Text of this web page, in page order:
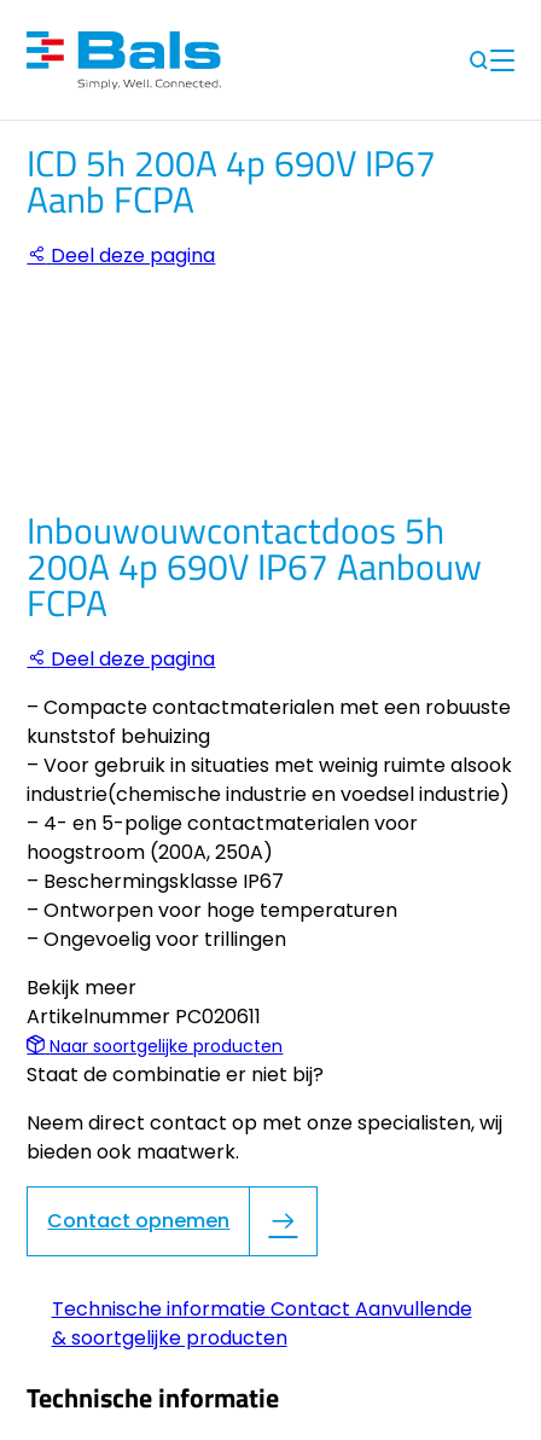
ICD 5h 200A 4p 690V IP67
Aanb FCPA
Deel deze pagina
Inbouwouwcontactdoos 5h
200A 4p 690V IP67 Aanbouw
FCPA
Deel deze pagina
– Compacte contactmaterialen met een robuuste
kunststof behuizing
– Voor gebruik in situaties met weinig ruimte alsook
industrie(chemische industrie en voedsel industrie)
– 4- en 5-polige contactmaterialen voor
hoogstroom (200A, 250A)
– Beschermingsklasse IP67
– Ontworpen voor hoge temperaturen
– Ongevoelig voor trillingen
Bekijk meer
Artikelnummer PC020611
Naar soortgelijke producten
Staat de combinatie er niet bij?
Neem direct contact op met onze specialisten, wij
bieden ook maatwerk.
Contact opnemen
Technische informatieContact Aanvullende
& soortgelijke producten
Technische informatie